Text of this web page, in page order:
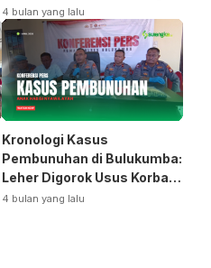
Siap Bangkitkan Jurusan
Otomotif
4 bulan yang lalu
Kronologi Kasus
Pembunuhan di Bulukumba:
Leher Digorok Usus Korban
Dikeluarkan
4 bulan yang lalu